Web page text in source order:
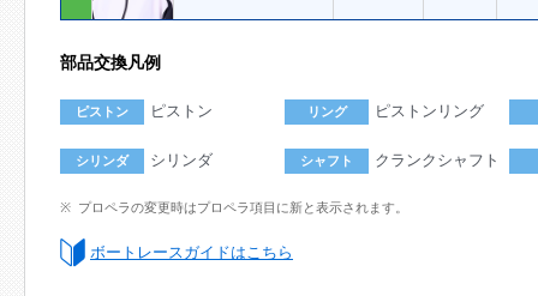
部品交換凡例
ピストン ピストン リング ピストンリング
シリンダ シリンダ シャフト クランクシャフト
プロペラの変更時はプロペラ項目に新と表示されます。
ボートレースガイドはこちら